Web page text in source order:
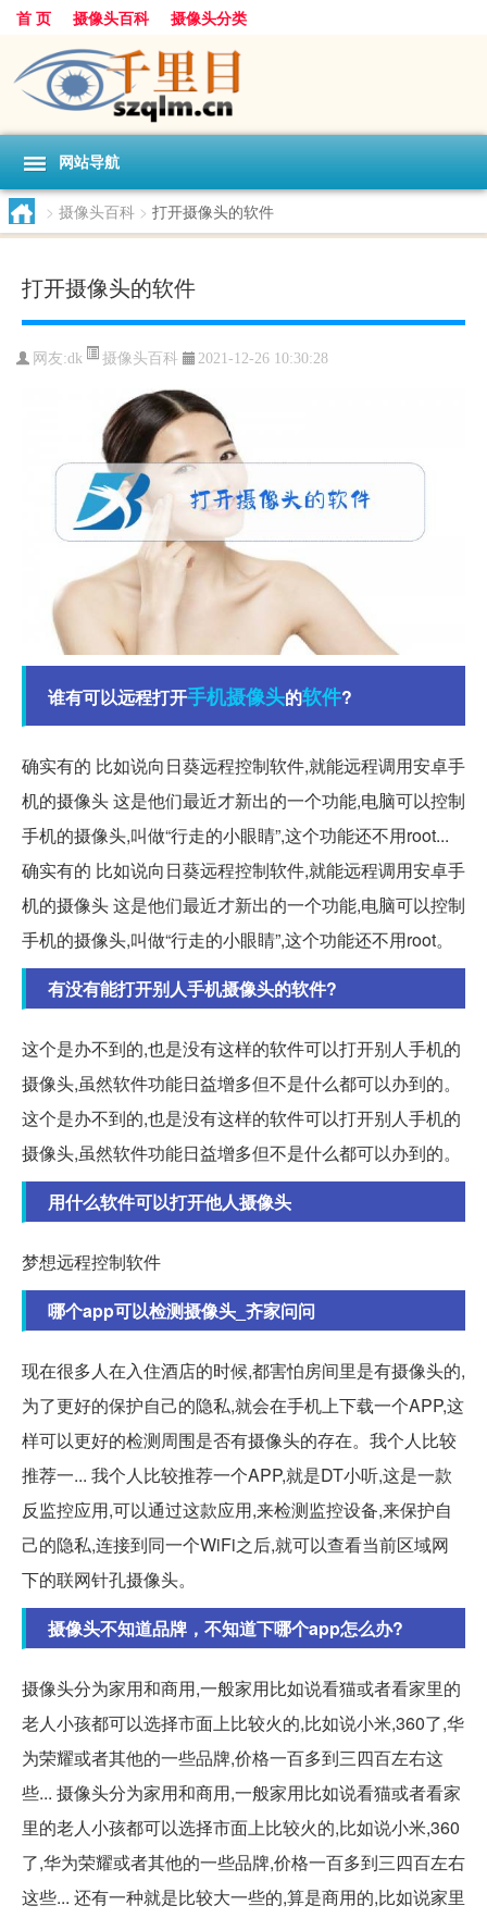
首 页 摄像头百科 摄像头分类
网站导航
> 摄像头百科 > 打开摄像头的软件
打开摄像头的软件
网友:dk 摄像头百科 2021-12-26 10:30:28
谁有可以远程打开手机摄像头的软件?
确实有的 比如说向日葵远程控制软件,就能远程调用安卓手
机的摄像头 这是他们最近才新出的一个功能,电脑可以控制
手机的摄像头,叫做“行走的小眼睛”,这个功能还不用root...
确实有的 比如说向日葵远程控制软件,就能远程调用安卓手
机的摄像头 这是他们最近才新出的一个功能,电脑可以控制
手机的摄像头,叫做“行走的小眼睛”,这个功能还不用root。
有没有能打开别人手机摄像头的软件?
这个是办不到的,也是没有这样的软件可以打开别人手机的
摄像头,虽然软件功能日益增多但不是什么都可以办到的。
这个是办不到的,也是没有这样的软件可以打开别人手机的
摄像头,虽然软件功能日益增多但不是什么都可以办到的。
用什么软件可以打开他人摄像头
梦想远程控制软件
哪个app可以检测摄像头_齐家问问
现在很多人在入住酒店的时候,都害怕房间里是有摄像头的,
为了更好的保护自己的隐私,就会在手机上下载一个APP,这
样可以更好的检测周围是否有摄像头的存在。我个人比较
推荐一... 我个人比较推荐一个APP,就是DT小听,这是一款
反监控应用,可以通过这款应用,来检测监控设备,来保护自
己的隐私,连接到同一个WiFi之后,就可以查看当前区域网
下的联网针孔摄像头。
摄像头不知道品牌，不知道下哪个app怎么办?
摄像头分为家用和商用,一般家用比如说看猫或者看家里的
老人小孩都可以选择市面上比较火的,比如说小米,360了,华
为荣耀或者其他的一些品牌,价格一百多到三四百左右这
些... 摄像头分为家用和商用,一般家用比如说看猫或者看家
里的老人小孩都可以选择市面上比较火的,比如说小米,360
了,华为荣耀或者其他的一些品牌,价格一百多到三四百左右
这些... 还有一种就是比较大一些的,算是商用的,比如说家里